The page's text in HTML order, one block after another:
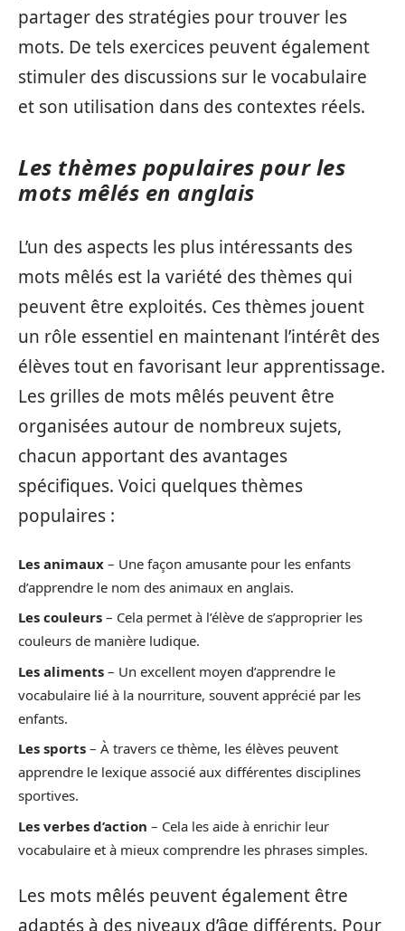
partager des stratégies pour trouver les
mots. De tels exercices peuvent également
stimuler des discussions sur le vocabulaire
et son utilisation dans des contextes réels.
Les thèmes populaires pour les
mots mêlés en anglais
L’un des aspects les plus intéressants des
mots mêlés est la variété des thèmes qui
peuvent être exploités. Ces thèmes jouent
un rôle essentiel en maintenant l’intérêt des
élèves tout en favorisant leur apprentissage.
Les grilles de mots mêlés peuvent être
organisées autour de nombreux sujets,
chacun apportant des avantages
spécifiques. Voici quelques thèmes
populaires :
Les animaux – Une façon amusante pour les enfants
d’apprendre le nom des animaux en anglais.
Les couleurs – Cela permet à l’élève de s’approprier les
couleurs de manière ludique.
Les aliments – Un excellent moyen d’apprendre le
vocabulaire lié à la nourriture, souvent apprécié par les
enfants.
Les sports – À travers ce thème, les élèves peuvent
apprendre le lexique associé aux différentes disciplines
sportives.
Les verbes d’action – Cela les aide à enrichir leur
vocabulaire et à mieux comprendre les phrases simples.
Les mots mêlés peuvent également être
adaptés à des niveaux d’âge différents. Pour